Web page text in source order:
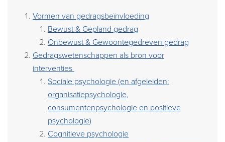
Vormen van gedragsbeïnvloeding
Bewust & Gepland gedrag
Onbewust & Gewoontegedreven gedrag
Gedragswetenschappen als bron voor
interventies
Sociale psychologie (en afgeleiden:
organisatiepsychologie,
consumentenpsychologie en positieve
psychologie)
Cognitieve psychologie